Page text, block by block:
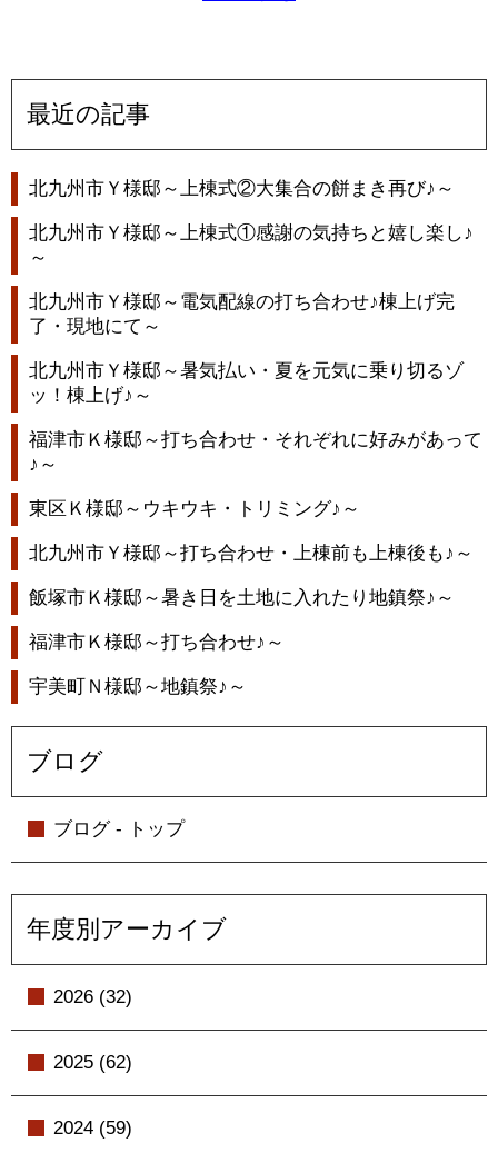
最近の記事
北九州市Ｙ様邸～上棟式②大集合の餅まき再び♪～
北九州市Ｙ様邸～上棟式①感謝の気持ちと嬉し楽し♪
～
北九州市Ｙ様邸～電気配線の打ち合わせ♪棟上げ完
了・現地にて～
北九州市Ｙ様邸～暑気払い・夏を元気に乗り切るゾ
ッ！棟上げ♪～
福津市Ｋ様邸～打ち合わせ・それぞれに好みがあって
♪～
東区Ｋ様邸～ウキウキ・トリミング♪～
北九州市Ｙ様邸～打ち合わせ・上棟前も上棟後も♪～
飯塚市Ｋ様邸～暑き日を土地に入れたり地鎮祭♪～
福津市Ｋ様邸～打ち合わせ♪～
宇美町Ｎ様邸～地鎮祭♪～
ブログ
ブログ - トップ
年度別アーカイブ
2026 (32)
2025 (62)
2024 (59)